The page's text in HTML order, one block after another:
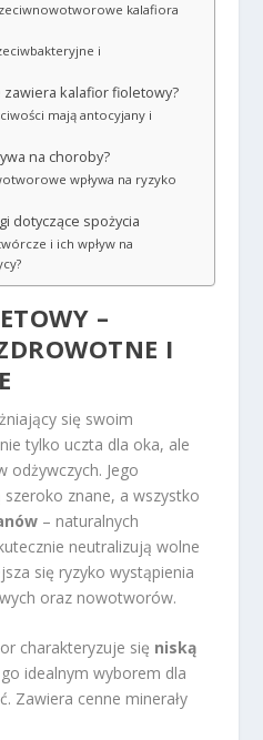
kalafiora
i
zawiera kalafior fioletowy?
mają antocyjany i
na choroby?
wpływa na ryzyko
dotyczące spożycia
i ich wpływ na
–
I
się swoim
tylko uczta dla oka, ale
odżywczych. Jego
znane, a wszystko
– naturalnych
neutralizują wolne
się ryzyko wystąpienia
oraz nowotworów.
charakteryzuje się niską
idealnym wyborem dla
Zawiera cenne minerały